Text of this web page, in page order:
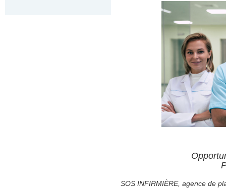
SOS INFIRMIÈRE, agence de